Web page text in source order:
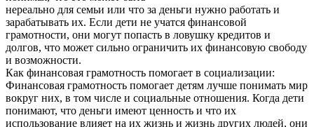
нереально для семьи или что за деньги нужно работать и
зарабатывать их. Если дети не учатся финансовой
грамотности, они могут попасть в ловушку кредитов и
долгов, что может сильно ограничить их финансовую свободу
и возможности.
Как финансовая грамотность помогает в социализации:
Финансовая грамотность помогает детям лучше понимать мир
вокруг них, в том числе и социальные отношения. Когда дети
понимают, что деньги имеют ценность и что их
использование влияет на их жизнь и жизнь других людей, они